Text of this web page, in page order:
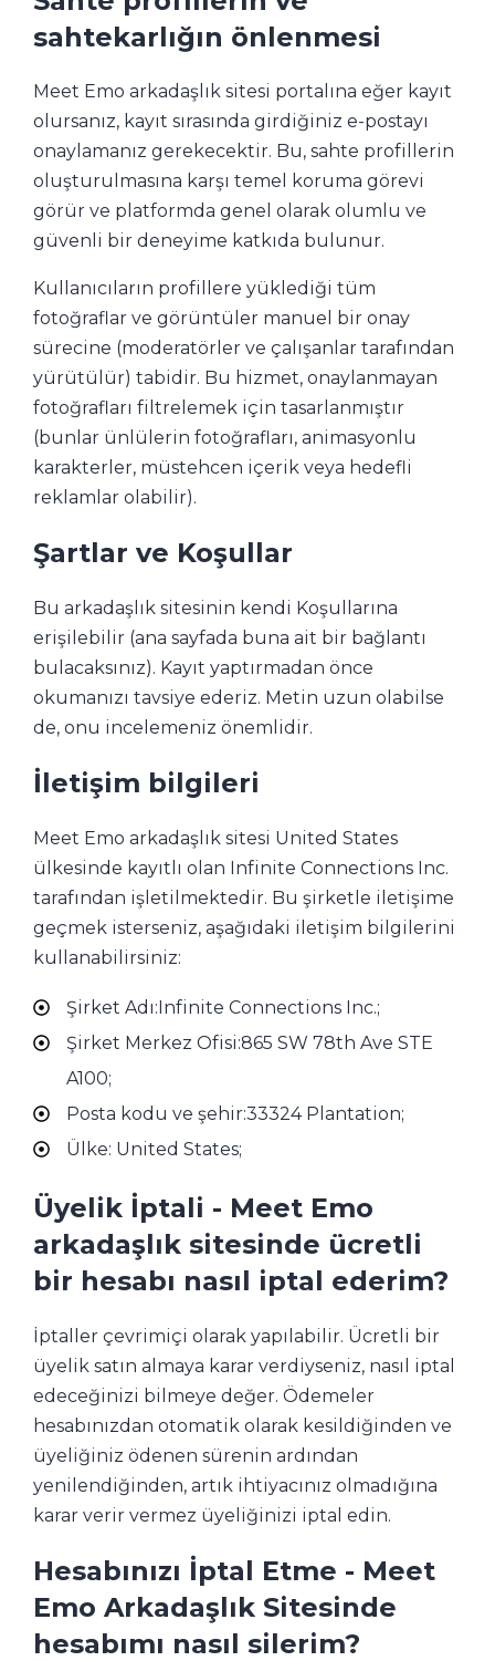
sahtekarlığın önlenmesi
Meet Emo arkadaşlık sitesi portalına eğer kayıt
olursanız, kayıt sırasında girdiğiniz e-postayı
onaylamanız gerekecektir. Bu, sahte profillerin
oluşturulmasına karşı temel koruma görevi
görür ve platformda genel olarak olumlu ve
güvenli bir deneyime katkıda bulunur.
Kullanıcıların profillere yüklediği tüm
fotoğraflar ve görüntüler manuel bir onay
sürecine (moderatörler ve çalışanlar tarafından
yürütülür) tabidir. Bu hizmet, onaylanmayan
fotoğrafları filtrelemek için tasarlanmıştır
(bunlar ünlülerin fotoğrafları, animasyonlu
karakterler, müstehcen içerik veya hedefli
reklamlar olabilir).
Şartlar ve Koşullar
Bu arkadaşlık sitesinin kendi Koşullarına
erişilebilir (ana sayfada buna ait bir bağlantı
bulacaksınız). Kayıt yaptırmadan önce
okumanızı tavsiye ederiz. Metin uzun olabilse
de, onu incelemeniz önemlidir.
İletişim bilgileri
Meet Emo arkadaşlık sitesi United States
ülkesinde kayıtlı olan Infinite Connections Inc.
tarafından işletilmektedir. Bu şirketle iletişime
geçmek isterseniz, aşağıdaki iletişim bilgilerini
kullanabilirsiniz:
Şirket Adı:Infinite Connections Inc.;
Şirket Merkez Ofisi:865 SW 78th Ave STE
A100;
Posta kodu ve şehir:33324 Plantation;
Ülke: United States;
Üyelik İptali - Meet Emo
arkadaşlık sitesinde ücretli
bir hesabı nasıl iptal ederim?
İptaller çevrimiçi olarak yapılabilir. Ücretli bir
üyelik satın almaya karar verdiyseniz, nasıl iptal
edeceğinizi bilmeye değer. Ödemeler
hesabınızdan otomatik olarak kesildiğinden ve
üyeliğiniz ödenen sürenin ardından
yenilendiğinden, artık ihtiyacınız olmadığına
karar verir vermez üyeliğinizi iptal edin.
Hesabınızı İptal Etme - Meet
Emo Arkadaşlık Sitesinde
hesabımı nasıl silerim?